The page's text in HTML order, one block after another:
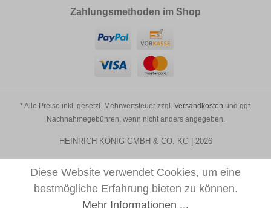
Zahlungsmethoden im Shop
* Alle Preise inkl. gesetzl. Mehrwertsteuer zzgl. Versandkosten und ggf.
Nachnahmegebühren, wenn nicht anders angegeben.
HEINRICH KÖNIG GMBH & CO. KG | 2026
Diese Website verwendet Cookies, um eine
bestmögliche Erfahrung bieten zu können.
Mehr Informationen ...